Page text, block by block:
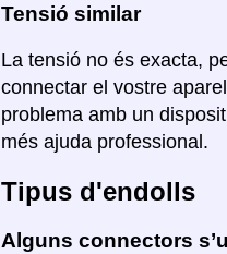
Tensió similar
La tensió no és exacta,
connectar el vostre
problema amb un
més ajuda professional.
Tipus d'endolls
Alguns connectors